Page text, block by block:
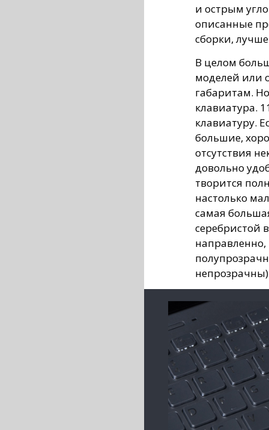
и острым
описанные
сборки, лучше
В целом
моделей или
габаритам.
клавиатура.
клавиатуру.
большие,
отсутствия
довольно
творится
настолько
самая
серебристой
направленно,